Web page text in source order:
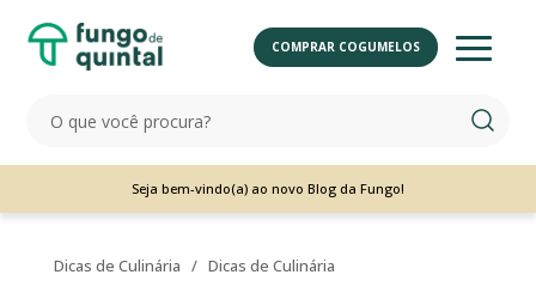
COMPRAR COGUMELOS
Seja bem-vindo(a) ao novo Blog da Fungo!
Dicas de Culinária / Dicas de Culinária